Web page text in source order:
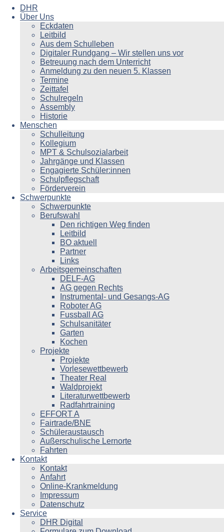
DHR
Über Uns
Eckdaten
Leitbild
Aus dem Schulleben
Digitaler Rundgang – Wir stellen uns vor
Betreuung nach dem Unterricht
Anmeldung zu den neuen 5. Klassen
Termine
Zeittafel
Schulregeln
Assembly
Historie
Menschen
Schulleitung
Kollegium
MPT & Schulsozialarbeit
Jahrgänge und Klassen
Engagierte Schüler:innen
Schulpflegschaft
Förderverein
Schwerpunkte
Schwerpunkte
Berufswahl
Den richtigen Weg finden
Leitbild
BO aktuell
Partner
Links
Arbeitsgemeinschaften
DELF-AG
AG gegen Rechts
Instrumental- und Gesangs-AG
Roboter AG
Fussball AG
Schulsanitäter
Garten
Kochen
Projekte
Projekte
Vorlesewettbewerb
Theater Real
Waldprojekt
Literaturwettbewerb
Radfahrtraining
EFFORT A
Fairtrade/BNE
Schüleraustausch
Außerschulische Lernorte
Fahrten
Kontakt
Kontakt
Anfahrt
Online-Krankmeldung
Impressum
Datenschutz
Service
DHR Digital